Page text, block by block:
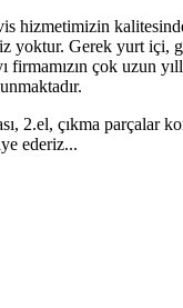
hizmetimizin
yoktur. Gerek yurt içi,
firmamızın çok uzun
2.el, çıkma parçalar
ederiz...